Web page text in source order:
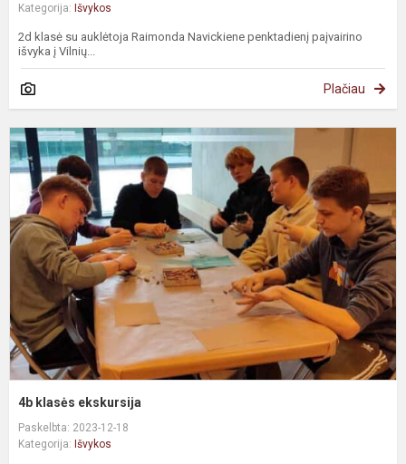
Kategorija: Išvykos
2d klasė su auklėtoja Raimonda Navickiene penktadienį paįvairino
išvyka į Vilnių...
Plačiau
4b klasės ekskursija
Paskelbta: 2023-12-18
Kategorija: Išvykos